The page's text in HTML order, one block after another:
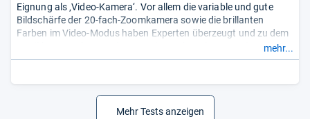
Eignung als ‚Video-Kamera‘. Vor allem die variable und gute
Bildschärfe der 20-fach-Zoomkamera sowie die brillanten
Farben im Video-Modus haben Experten überzeugt und zu dem
Urteil kommen lassen, dass sie eine ‚echte Alternative‘ zu einem
echten Camcorder in dieser Preisklasse ist.“
mehr...
Mehr Tests anzeigen